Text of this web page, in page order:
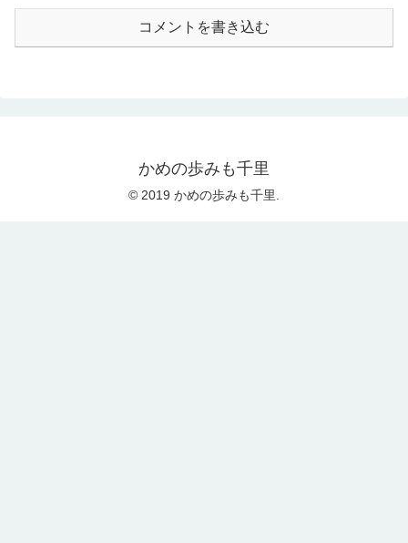
コメントを書き込む
かめの歩みも千里
© 2019 かめの歩みも千里.